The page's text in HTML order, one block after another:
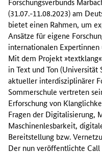
(31.07.-11.08.2023) am
bietet einen Rahmen, um
Ansätze für eigene
internationalen
Mit dem Projekt
in Text und Ton
aktueller interdisziplinärer
Sommerschule vertreten
Erforschung von
Fragen der Digitalisierung,
Maschinenlesbarkeit,
Bereitstellung bzw.
Der nun veröffentlichte